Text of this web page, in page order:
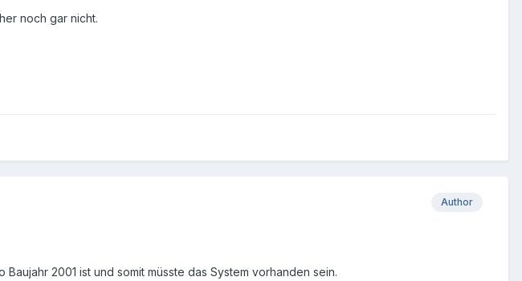
noch gar nicht.
Author
2001 ist und somit müsste das System vorhanden sein.